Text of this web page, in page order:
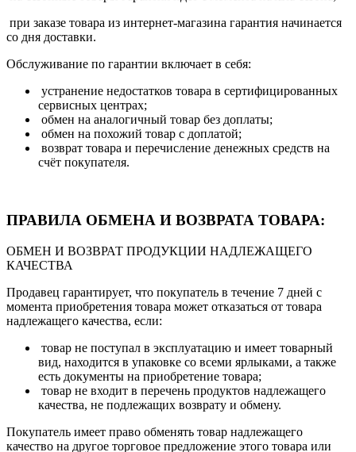
при заказе товара из интернет-магазина гарантия начинается
со дня доставки.
Обслуживание по гарантии включает в себя:
устранение недостатков товара в сертифицированных
сервисных центрах;
обмен на аналогичный товар без доплаты;
обмен на похожий товар с доплатой;
возврат товара и перечисление денежных средств на
счёт покупателя.
ПРАВИЛА ОБМЕНА И ВОЗВРАТА ТОВАРА:
ОБМЕН И ВОЗВРАТ ПРОДУКЦИИ НАДЛЕЖАЩЕГО
КАЧЕСТВА
Продавец гарантирует, что покупатель в течение 7 дней с
момента приобретения товара может отказаться от товара
надлежащего качества, если:
товар не поступал в эксплуатацию и имеет товарный
вид, находится в упаковке со всеми ярлыками, а также
есть документы на приобретение товара;
товар не входит в перечень продуктов надлежащего
качества, не подлежащих возврату и обмену.
Покупатель имеет право обменять товар надлежащего
качество на другое торговое предложение этого товара или